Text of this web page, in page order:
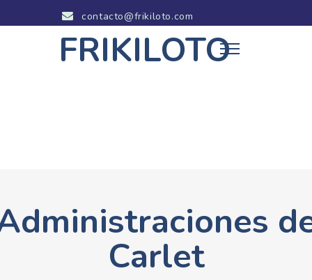
contacto@frikiloto.com
FRIKILOTO
Carlet